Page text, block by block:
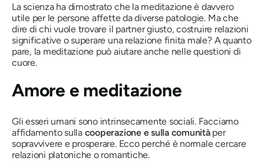
La scienza ha dimostrato che la meditazione è davvero
utile per le persone affette da diverse patologie. Ma che
dire di chi vuole trovare il partner giusto, costruire relazioni
significative o superare una relazione finita male? A quanto
pare, la meditazione può aiutare anche nelle questioni di
cuore.
Amore e meditazione
Gli esseri umani sono intrinsecamente sociali. Facciamo
affidamento sulla cooperazione e sulla comunitàper
sopravvivere e prosperare. Ecco perché è normale cercare
relazioni platoniche o romantiche.